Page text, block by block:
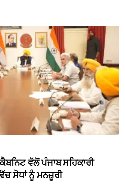
ਵੱਲੋਂ ਪੰਜਾਬ ਸਹਿਕਾਰੀ
ਸੋਧਾਂ ਨੂੰ ਮਨਜ਼ੂਰੀ